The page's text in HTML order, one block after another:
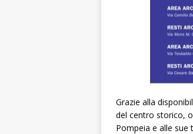
Grazie alla
del centro storico,
Pompeia e alle sue